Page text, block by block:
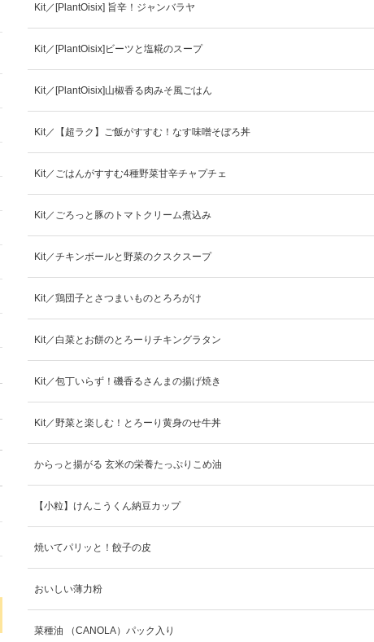
Kit／[PlantOisix] 旨辛！ジャンバラヤ
Kit／[PlantOisix]ビーツと塩糀のスープ
Kit／[PlantOisix]山椒香る肉みそ風ごはん
Kit／【超ラク】ご飯がすすむ！なす味噌そぼろ丼
Kit／ごはんがすすむ4種野菜甘辛チャプチェ
Kit／ごろっと豚のトマトクリーム煮込み
Kit／チキンボールと野菜のクスクスープ
Kit／鶏団子とさつまいものとろろがけ
Kit／白菜とお餅のとろーりチキングラタン
Kit／包丁いらず！磯香るさんまの揚げ焼き
Kit／野菜と楽しむ！とろーり黄身のせ牛丼
からっと揚がる 玄米の栄養たっぷりこめ油
【小粒】けんこうくん納豆カップ
焼いてパリッと！餃子の皮
おいしい薄力粉
菜種油 （CANOLA）パック入り